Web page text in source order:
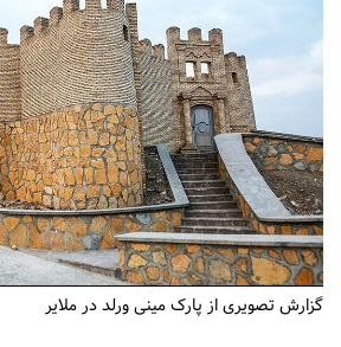
گزارش تصویری از پارک مینی ورلد در ملایر